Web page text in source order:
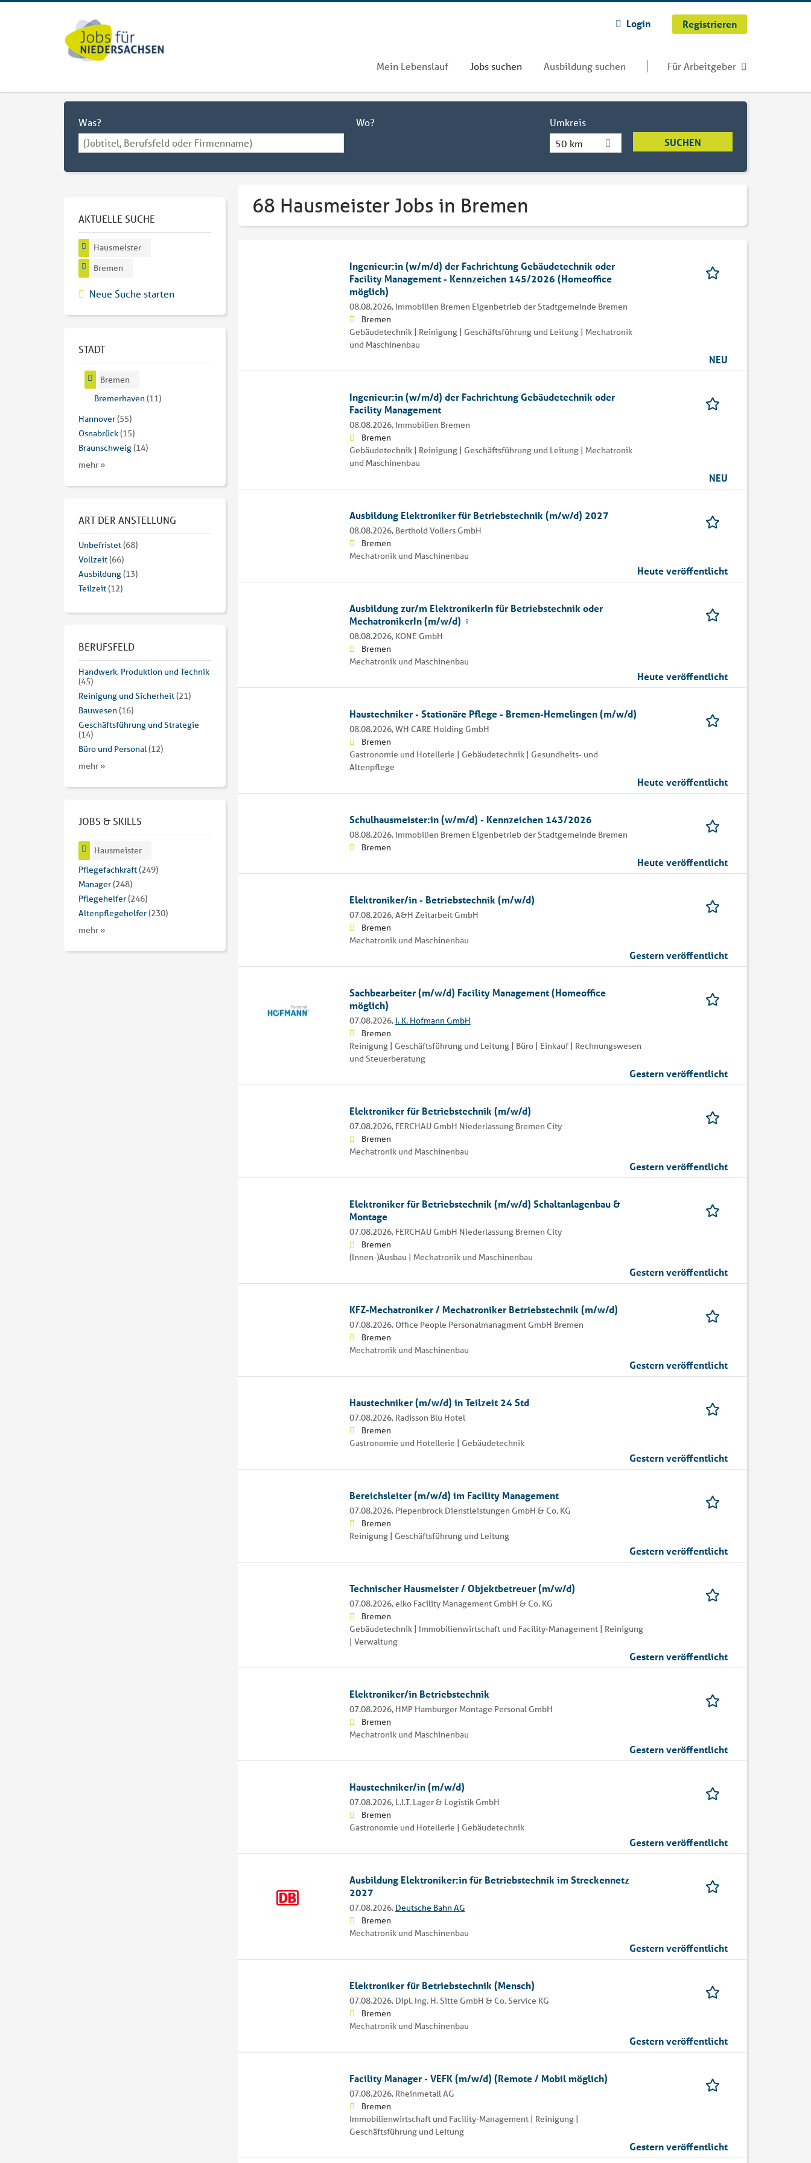
Login Registrieren
Mein Lebenslauf Jobs suchen Ausbildung suchen Für Arbeitgeber
Was? Wo?
Umkreis
50 km
68 Hausmeister Jobs in Bremen
Ingenieur:in (w/m/d) der Fachrichtung Gebäudetechnik oder
Facility Management - Kennzeichen 145/2026 (Homeoffice
möglich)
08.08.2026, Immobilien Bremen Eigenbetrieb der Stadtgemeinde Bremen
Bremen
Gebäudetechnik | Reinigung | Geschäftsführung und Leitung | Mechatronik
und Maschinenbau
NEU
Ingenieur:in (w/m/d) der Fachrichtung Gebäudetechnik oder
Facility Management
08.08.2026, Immobilien Bremen
Bremen
Gebäudetechnik | Reinigung | Geschäftsführung und Leitung | Mechatronik
und Maschinenbau
NEU
Ausbildung Elektroniker für Betriebstechnik (m/w/d) 2027
08.08.2026, Berthold Vollers GmbH
Bremen
Mechatronik und Maschinenbau
Heute veröffentlicht
Ausbildung zur/m ElektronikerIn für Betriebstechnik oder
MechatronikerIn (m/w/d) ‍♀️ ‍
08.08.2026, KONE GmbH
Bremen
Mechatronik und Maschinenbau
Heute veröffentlicht
Haustechniker - Stationäre Pflege - Bremen-Hemelingen (m/w/d)
08.08.2026,WH CARE Holding GmbH
Bremen
Gastronomie und Hotellerie | Gebäudetechnik | Gesundheits- und
Altenpflege
Heute veröffentlicht
Schulhausmeister:in (w/m/d) - Kennzeichen 143/2026
08.08.2026, Immobilien Bremen Eigenbetrieb der Stadtgemeinde Bremen
Bremen
Heute veröffentlicht
Elektroniker/in - Betriebstechnik (m/w/d)
07.08.2026,A&H Zeitarbeit GmbH
Bremen
Mechatronik und Maschinenbau
Gestern veröffentlicht
Sachbearbeiter (m/w/d) Facility Management (Homeoffice
möglich)
07.08.2026, I. K. Hofmann GmbH
Bremen
Reinigung | Geschäftsführung und Leitung | Büro | Einkauf | Rechnungswesen
und Steuerberatung
Gestern veröffentlicht
Elektroniker für Betriebstechnik (m/w/d)
07.08.2026, FERCHAU GmbH Niederlassung Bremen City
Bremen
Mechatronik und Maschinenbau
Gestern veröffentlicht
Elektroniker für Betriebstechnik (m/w/d) Schaltanlagenbau &
Montage
07.08.2026, FERCHAU GmbH Niederlassung Bremen City
Bremen
(Innen-)Ausbau | Mechatronik und Maschinenbau
Gestern veröffentlicht
KFZ-Mechatroniker / Mechatroniker Betriebstechnik (m/w/d)
07.08.2026, Office People Personalmanagment GmbH Bremen
Bremen
Mechatronik und Maschinenbau
Gestern veröffentlicht
Haustechniker (m/w/d) in Teilzeit 24 Std
07.08.2026, Radisson Blu Hotel
Bremen
Gastronomie und Hotellerie | Gebäudetechnik
Gestern veröffentlicht
Bereichsleiter (m/w/d) im Facility Management
07.08.2026, Piepenbrock Dienstleistungen GmbH & Co. KG
Bremen
Reinigung | Geschäftsführung und Leitung
Gestern veröffentlicht
Technischer Hausmeister / Objektbetreuer (m/w/d)
07.08.2026,elko Facility Management GmbH & Co. KG
Bremen
Gebäudetechnik | Immobilienwirtschaft und Facility-Management | Reinigung
| Verwaltung
Gestern veröffentlicht
Elektroniker/in Betriebstechnik
07.08.2026, HMP Hamburger Montage Personal GmbH
Bremen
Mechatronik und Maschinenbau
Gestern veröffentlicht
Haustechniker/in (m/w/d)
07.08.2026, L.I.T. Lager & Logistik GmbH
Bremen
Gastronomie und Hotellerie | Gebäudetechnik
Gestern veröffentlicht
Ausbildung Elektroniker:in für Betriebstechnik im Streckennetz
2027
07.08.2026, Deutsche Bahn AG
Bremen
Mechatronik und Maschinenbau
Gestern veröffentlicht
Elektroniker für Betriebstechnik (Mensch)
07.08.2026, Dipl. Ing. H. Sitte GmbH & Co. Service KG
Bremen
Mechatronik und Maschinenbau
Gestern veröffentlicht
Facility Manager - VEFK (m/w/d) (Remote / Mobil möglich)
07.08.2026, Rheinmetall AG
Bremen
Immobilienwirtschaft und Facility-Management | Reinigung |
Geschäftsführung und Leitung
Gestern veröffentlicht
AKTUELLE SUCHE
Hausmeister
Bremen
Neue Suche starten
STADT
Bremen
Bremerhaven(11)
Hannover(55)
Osnabrück(15)
Braunschweig(14)
mehr »
ART DER ANSTELLUNG
Unbefristet(68)
Vollzeit(66)
Ausbildung(13)
Teilzeit(12)
BERUFSFELD
Handwerk, Produktion und Technik
(45)
Reinigung und Sicherheit(21)
Bauwesen(16)
Geschäftsführung und Strategie
(14)
Büro und Personal(12)
mehr »
JOBS & SKILLS
Hausmeister
Pflegefachkraft(249)
Manager(248)
Pflegehelfer(246)
Altenpflegehelfer(230)
mehr »